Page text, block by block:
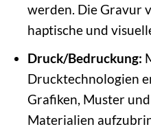
werden. Die Gravur
haptische und
Druck/Bedruckung:
Drucktechnologien
Grafiken, Muster
Materialien